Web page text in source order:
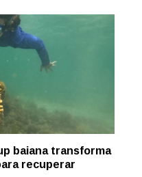
baiana transforma
recuperar